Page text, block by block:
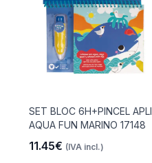
SET BLOC 6H+PINCEL APLI
AQUA FUN MARINO 17148
11.45€ (IVA incl.)